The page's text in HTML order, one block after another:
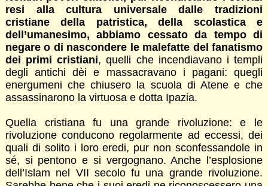
resi alla cultura universale dalle tradizioni
cristiane della patristica, della scolastica e
dell’umanesimo, abbiamo cessato da tempo di
negare o di nascondere le malefatte del fanatismo
dei primi cristiani, quelli che incendiavano i templi
degli antichi dèi e massacravano i pagani: quegli
energumeni che chiusero la scuola di Atene e che
assassinarono la virtuosa e dotta Ipazia.
Quella cristiana fu una grande rivoluzione: e le
rivoluzione conducono regolarmente ad eccessi, dei
quali di solito i loro eredi, pur non sconfessandole in
sé, si pentono e si vergognano. Anche l’esplosione
dell’Islam nel VII secolo fu una grande rivoluzione.